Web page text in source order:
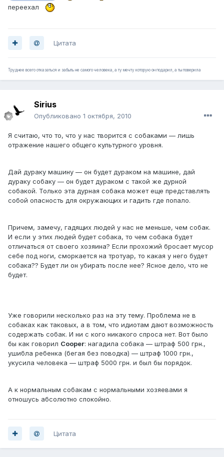
переехал
Цитата
Труднее всего отказаться и забыть не самого человека, а ту мечту которую он подарил, а ты поверила
Sirius
Опубликовано 1 октября, 2010
Я считаю, что то, что у нас творится с собаками — лишь
отражение нашего общего культурного уровня.
Дай дураку машину — он будет дураком на машине, дай
дураку собаку — он будет дураком с такой же дурной
собакой. Только эта дурная собака может еще представлять
собой опасность для окружающих и гадить где попало.
Причем, замечу, гадящих людей у нас не меньше, чем собак.
И если у этих людей будет собака, то чем собака будет
отличаться от своего хозяина? Если прохожий бросает мусор
себе под ноги, сморкается на тротуар, то какая у него будет
собака?? Будет ли он убирать после нее? Ясное дело, что не
будет.
Уже говорили несколько раз на эту тему. Проблема не в
собаках как таковых, а в том, что идиотам дают возможность
содержать собак. И ни с кого никакого спроса нет. Вот было
бы как говорил Cooper: нагадила собака — штраф 500 грн.,
ушибла ребенка (бегая без поводка) — штраф 1000 грн.,
укусила человека — штраф 5000 грн. и был бы порядок.
А к нормальным собакам с нормальными хозяевами я
отношусь абсолютно спокойно.
Цитата